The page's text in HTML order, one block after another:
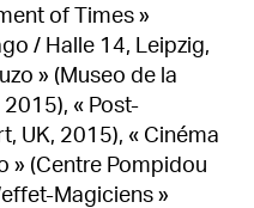
of Times »
/ Halle 14, Leipzig,
» (Museo de la
2015), « Post-
UK, 2015), « Cinéma
» (Centre Pompidou
Magiciens »